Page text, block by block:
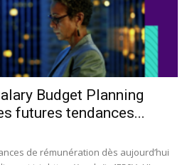
Budget Planning
futures tendances...
de rémunération dès aujourd’hui